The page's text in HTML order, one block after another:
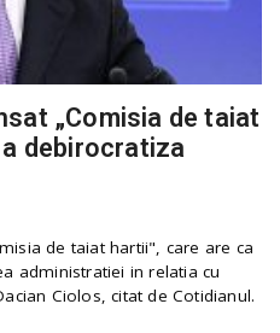
„Comisia de taiat
debirocratiza
de taiat hartii", care are ca
administratiei in relatia cu
Ciolos, citat de Cotidianul.